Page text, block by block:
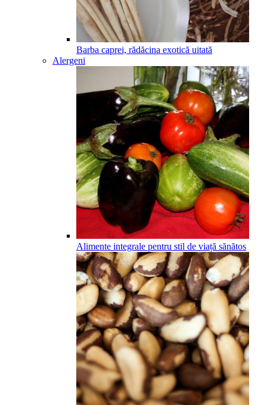
Barba caprei, rădăcina exotică uitată
Alergeni
Alimente integrale pentru stil de viață sănătos